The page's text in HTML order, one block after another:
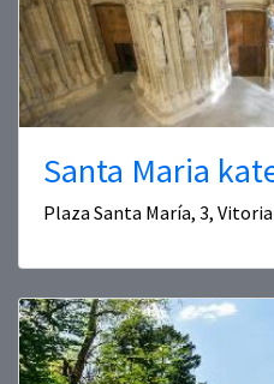
Santa Maria
Plaza Santa María, 3,